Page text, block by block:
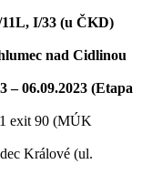
I/33 (u ČKD)
nad Cidlinou
– 06.09.2023 (Etapa
exit 90 (MÚK
Králové (ul.